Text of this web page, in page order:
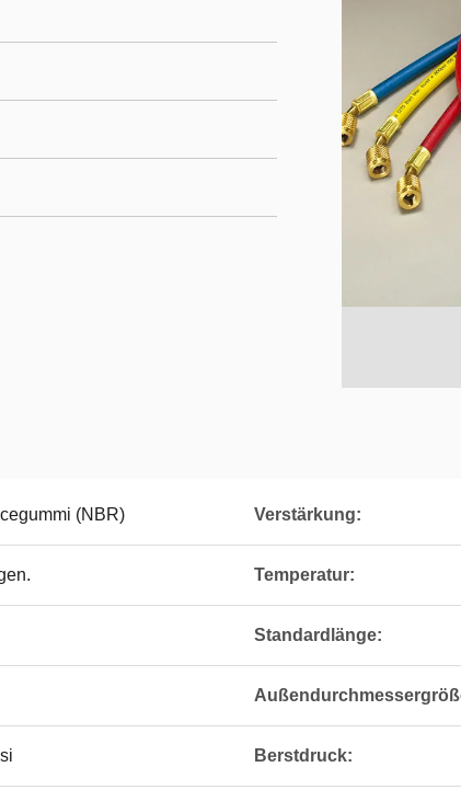
(NBR) Verstärkung:
Temperatur:
Standardlänge:
Berstdruck: